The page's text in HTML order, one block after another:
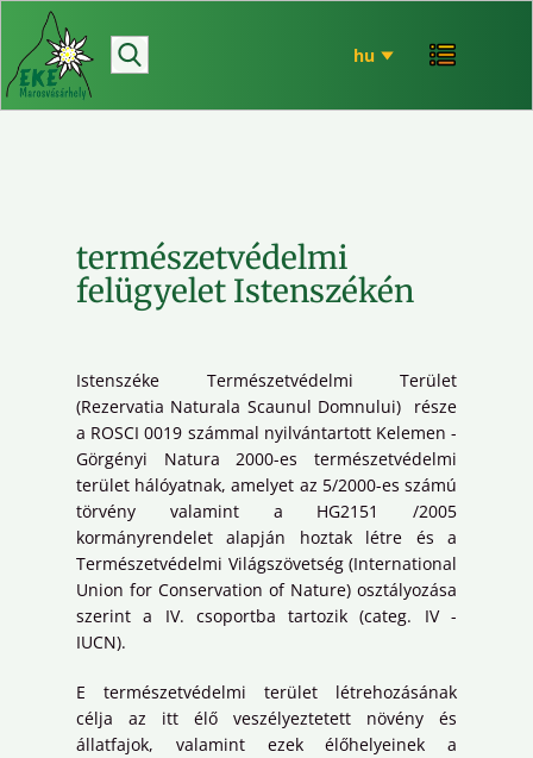
hírek
bemutatkozó
EKE történet
ökó
természetvédelmi
felügyelet Istenszékén
Istenszéke Természetvédelmi Terület
(Rezervatia Naturala Scaunul Domnului) része
a ROSCI 0019 számmal nyilvántartott Kelemen -
Görgényi Natura 2000-es természetvédelmi
terület hálóyatnak, amelyet az 5/2000-es számú
törvény valamint a HG2151 /2005
kormányrendelet alapján hoztak létre és a
Természetvédelmi Világszövetség (International
Union for Conservation of Nature) osztályozása
szerint a IV. csoportba tartozik (categ. IV -
IUCN).
E természetvédelmi terület létrehozásának
célja az itt élő veszélyeztetett növény és
állatfajok, valamint ezek élőhelyeinek a